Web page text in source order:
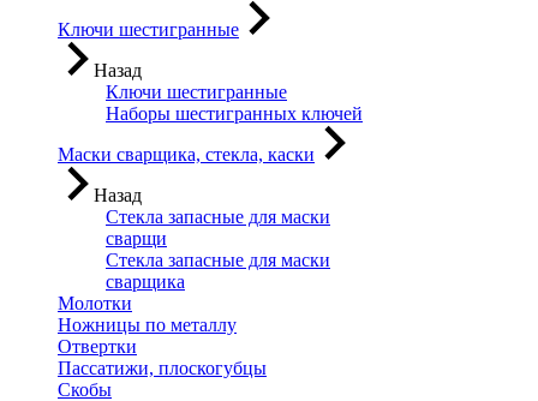
Ключи шестигранные
Назад
Ключи шестигранные
Наборы шестигранных ключей
Маски сварщика, стекла, каски
Назад
Стекла запасные для маски
сварщи
Стекла запасные для маски
сварщика
Молотки
Ножницы по металлу
Отвертки
Пассатижи, плоскогубцы
Скобы